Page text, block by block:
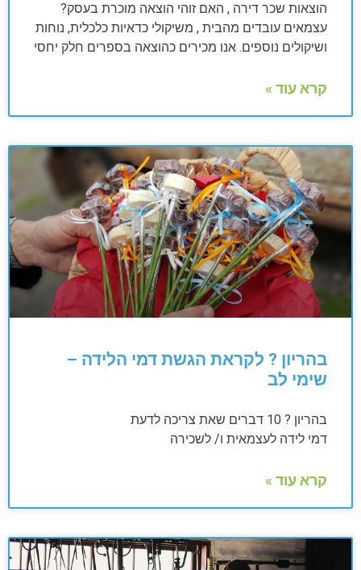
הוצאות שכר דירה , האם זוהי הוצאה מוכרת בעסק?
עצמאים עובדים מהבית , משיקולי כדאיות כלכלית, נוחות
ושיקולים נוספים. אנו מכירים כהוצאה בספרים חלק יחסי
קרא עוד »
בהריון ? לקראת הגשת דמי הלידה –
שימי לב
בהריון ? 10 דברים שאת צריכה לדעת
דמי לידה לעצמאית ו/ לשכירה
קרא עוד »